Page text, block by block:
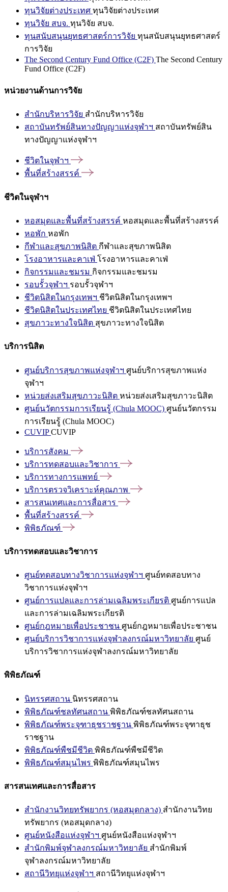
ทุนวิจัยต่างประเทศ ทุนวิจัยต่างประเทศ
ทุนวิจัย สบจ. ทุนวิจัย สบจ.
ทุนสนับสนุนยุทธศาสตร์การวิจัย ทุนสนับสนุนยุทธศาสตร์
การวิจัย
The Second Century Fund Office (C2F) The Second Century
Fund Office (C2F)
หน่วยงานด้านการวิจัย
สำนักบริหารวิจัย สำนักบริหารวิจัย
สถาบันทรัพย์สินทางปัญญาแห่งจุฬาฯ สถาบันทรัพย์สิน
ทางปัญญาแห่งจุฬาฯ
ชีวิตในจุฬาฯ
พื้นที่สร้างสรรค์
ชีวิตในจุฬาฯ
หอสมุดและพื้นที่สร้างสรรค์ หอสมุดและพื้นที่สร้างสรรค์
หอพัก หอพัก
กีฬาและสุขภาพนิสิต กีฬาและสุขภาพนิสิต
โรงอาหารและคาเฟ่ โรงอาหารและคาเฟ่
กิจกรรมและชมรม กิจกรรมและชมรม
รอบรั้วจุฬาฯ รอบรั้วจุฬาฯ
ชีวิตนิสิตในกรุงเทพฯ ชีวิตนิสิตในกรุงเทพฯ
ชีวิตนิสิตในประเทศไทย ชีวิตนิสิตในประเทศไทย
สุขภาวะทางใจนิสิต สุขภาวะทางใจนิสิต
บริการนิสิต
ศูนย์บริการสุขภาพแห่งจุฬาฯ ศูนย์บริการสุขภาพแห่ง
จุฬาฯ
หน่วยส่งเสริมสุขภาวะนิสิต หน่วยส่งเสริมสุขภาวะนิสิต
ศูนย์นวัตกรรมการเรียนรู้ (Chula MOOC) ศูนย์นวัตกรรม
การเรียนรู้ (Chula MOOC)
CUVIPCUVIP
บริการสังคม
บริการทดสอบและวิชาการ
บริการทางการแพทย์
บริการตรวจวิเคราะห์คุณภาพ
สารสนเทศและการสื่อสาร
พื้นที่สร้างสรรค์
พิพิธภัณฑ์
บริการทดสอบและวิชาการ
ศูนย์ทดสอบทางวิชาการแห่งจุฬาฯ ศูนย์ทดสอบทาง
วิชาการแห่งจุฬาฯ
ศูนย์การแปลและการล่ามเฉลิมพระเกียรติ ศูนย์การแปล
และการล่ามเฉลิมพระเกียรติ
ศูนย์กฎหมายเพื่อประชาชน ศูนย์กฎหมายเพื่อประชาชน
ศูนย์บริการวิชาการแห่งจุฬาลงกรณ์มหาวิทยาลัย ศูนย์
บริการวิชาการแห่งจุฬาลงกรณ์มหาวิทยาลัย
พิพิธภัณฑ์
นิทรรศสถาน นิทรรศสถาน
พิพิธภัณฑ์ชลทัศนสถาน พิพิธภัณฑ์ชลทัศนสถาน
พิพิธภัณฑ์พระจุฑาธุชราชฐาน พิพิธภัณฑ์พระจุฑาธุช
ราชฐาน
พิพิธภัณฑ์พืชมีชีวิต พิพิธภัณฑ์พืชมีชีวิต
พิพิธภัณฑ์สมุนไพร พิพิธภัณฑ์สมุนไพร
สารสนเทศและการสื่อสาร
สำนักงานวิทยทรัพยากร (หอสมุดกลาง) สำนักงานวิทย
ทรัพยากร (หอสมุดกลาง)
ศูนย์หนังสือแห่งจุฬาฯ ศูนย์หนังสือแห่งจุฬาฯ
สำนักพิมพ์จุฬาลงกรณ์มหาวิทยาลัย สำนักพิมพ์
จุฬาลงกรณ์มหาวิทยาลัย
สถานีวิทยุแห่งจุฬาฯ สถานีวิทยุแห่งจุฬาฯ